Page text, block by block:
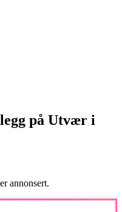
på Utvær i
annonsert.